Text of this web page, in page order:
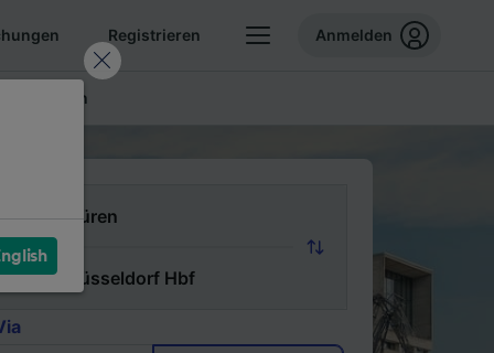
Registrieren Anmelden
Fragen